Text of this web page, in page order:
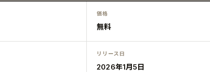
価格
無料
リリース日
2026年1月5日